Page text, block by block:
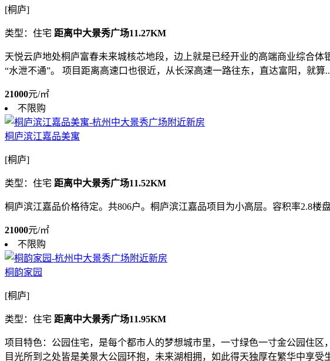
[桐庐]
类型：住宅 距离中大景秀广场11.27KM
天悦云庐地处桐庐富春未来城核芯地段，边上就是已经开业的高端商业综合
“水泄不通”。 项目距离高速口也很近，从长深高速一路往东，直达富阳，就算
21000元/㎡
不限购
桐庐滨江嘉品美寓
[桐庐]
类型：住宅 距离中大景秀广场11.52KM
桐庐滨江嘉品价格待定。共806户。桐庐滨江嘉品项目为小高层。容积率2.8楼
21000元/㎡
不限购
桐韵家园
[桐庐]
类型：住宅 距离中大景秀广场11.95KM
项目特色：公园住宅，是每个都市人的梦想城市里，一寸绿色一寸金公园住
目光所到之处皆是美景大公园环抱，未来湖相拥，如此得天独厚在繁华中享受